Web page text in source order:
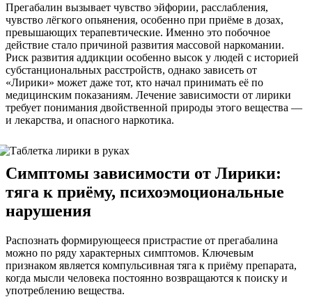
Прегабалин вызывает чувство эйфории, расслабления,
чувство лёгкого опьянения, особенно при приёме в дозах,
превышающих терапевтические. Именно это побочное
действие стало причиной развития массовой наркомании.
Риск развития аддикции особенно высок у людей с историей
субстанциональных расстройств, однако зависеть от
«Лирики» может даже тот, кто начал принимать её по
медицинским показаниям. Лечение зависимости от лирики
требует понимания двойственной природы этого вещества —
и лекарства, и опасного наркотика.
Симптомы зависимости от Лирики:
тяга к приёму, психоэмоциональные
нарушения
Распознать формирующееся пристрастие от прегабалина
можно по ряду характерных симптомов. Ключевым
признаком является компульсивная тяга к приёму препарата,
когда мысли человека постоянно возвращаются к поиску и
употреблению вещества.